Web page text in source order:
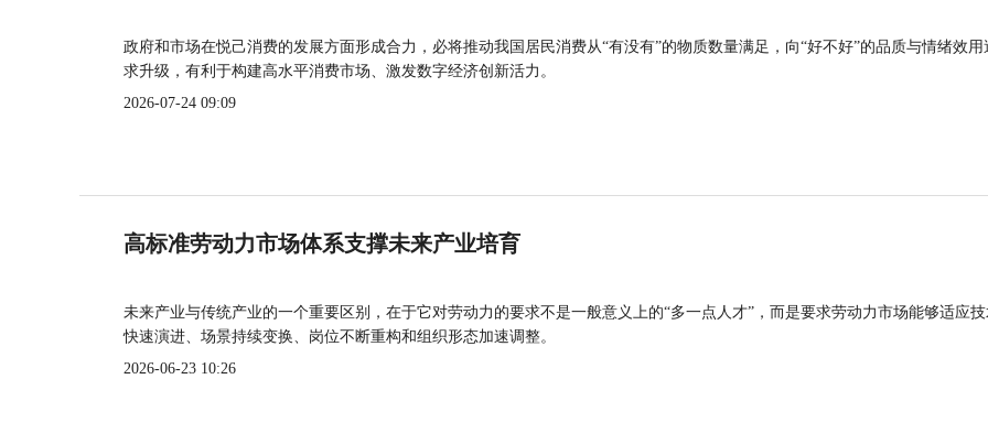
政府和市场在悦己消费的发展方面形成合力，必将推动我国居民消费从“有没有”的物质数量满足，向“好不好”的品质与情绪效用
求升级，有利于构建高水平消费市场、激发数字经济创新活力。
2026-07-24 09:09
高标准劳动力市场体系支撑未来产业培育
未来产业与传统产业的一个重要区别，在于它对劳动力的要求不是一般意义上的“多一点人才”，而是要求劳动力市场能够适应
快速演进、场景持续变换、岗位不断重构和组织形态加速调整。
2026-06-23 10:26